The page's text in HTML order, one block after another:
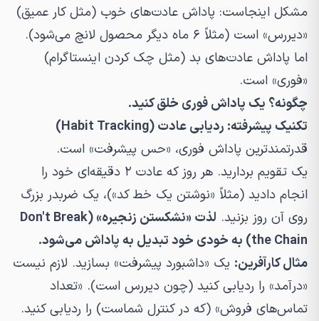
مشکل اینجاست: پاداش عادت‌های خوب (مثل کار عمیق)
«دیررس» است (مثلاً ۶ ماه دیگر محصول لانچ می‌شود).
اما پاداش عادت‌های بد (مثل چک کردن اینستاگرام)
«فوری» است.
چگونه؟ یک پاداش فوری خلق کنید.
تکنیک پیشرفته: ردیابی عادت (Habit Tracking)
قدرتمندترین پاداش فوری، «حس پیشرفت» است.
یک تقویم بردارید. هر روز که عادت ۲ دقیقه‌ای خود را
انجام دادید (مثلاً «نوشتن یک خط کد»)، یک ضربدر بزرگ
روی آن روز بزنید.
لذت «نشکستن زنجیره» (Don't Break
the Chain) به خودی خود تبدیل به پاداش می‌شود.
مثال کارآفرین: یک «داشبورد پیشرفت» بسازید. لازم نیست
«درآمد» را ردیابی کنید (چون دیررس است). «تعداد
تماس‌های فروش» (که در کنترل شماست) را ردیابی کنید.